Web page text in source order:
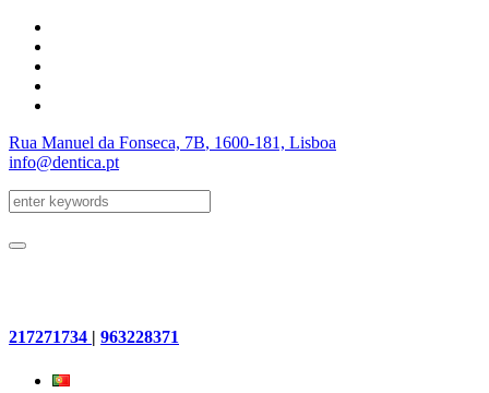
Rua Manuel da Fonseca, 7B, 1600-181, Lisboa
info@dentica.pt
217271734 | 963228371